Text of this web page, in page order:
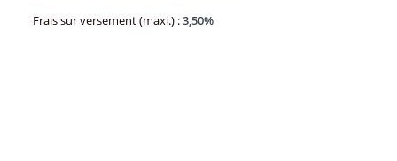
Frais sur versement (maxi.) :3,50%